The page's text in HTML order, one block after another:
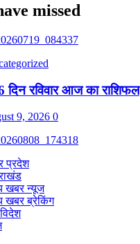
missed
रविवार आज का राशिफल
9, 2026 0
प्रदेश
खबर न्यूज
खबर ब्रेकिंग